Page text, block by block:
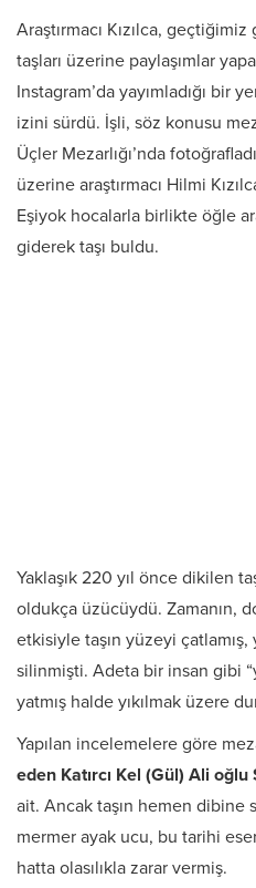
Araştırmacı Kızılca,
taşları üzerine paylaşımlar
Instagram’da yayımladığı bir
izini sürdü. İşli, söz konusu
Üçler Mezarlığı’nda
üzerine araştırmacı Hilmi
Eşiyok hocalarla birlikte öğle
giderek taşı buldu.
Yaklaşık 220 yıl önce dikilen
oldukça üzücüydü. Zamanın,
etkisiyle taşın yüzeyi çatlamış,
silinmişti. Adeta bir insan gibi
yatmış halde yıkılmak üzere
Yapılan incelemelere göre
eden Katırcı Kel (Gül) Ali
ait. Ancak taşın hemen dibine
mermer ayak ucu, bu tarihi
hatta olasılıkla zarar vermiş.